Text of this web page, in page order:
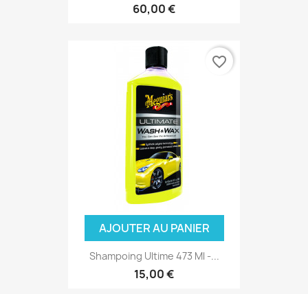
60,00 €
AJOUTER AU PANIER
Shampoing Ultime 473 Ml -...
15,00 €
favorite_border